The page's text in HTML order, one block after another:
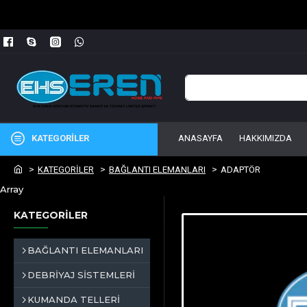
KATEGORİLER ANASAYFA HAKKIMIZDA
KATEGORİLER BAĞLANTI ELEMANLARI ADAPTÖR
Array
KATEGORİLER
BAĞLANTI ELEMANLARI
DEBRİYAJ SİSTEMLERİ
KUMANDA TELLERİ